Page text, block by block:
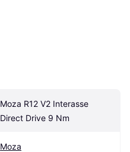
Moza R12 V2 Interasse
Direct Drive 9 Nm
Moza